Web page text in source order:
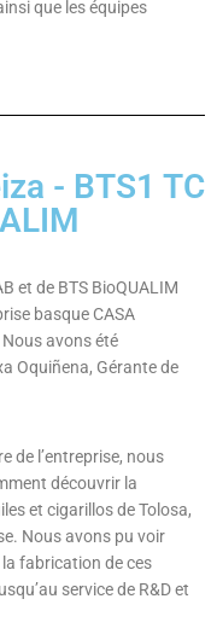
que les équipes
- BTS1 TC
et de BTS BioQUALIM
basque CASA
avons été
Oquiñena, Gérante de
de l’entreprise, nous
découvrir la
et cigarillos de Tolosa,
Nous avons pu voir
fabrication de ces
service de R&D et